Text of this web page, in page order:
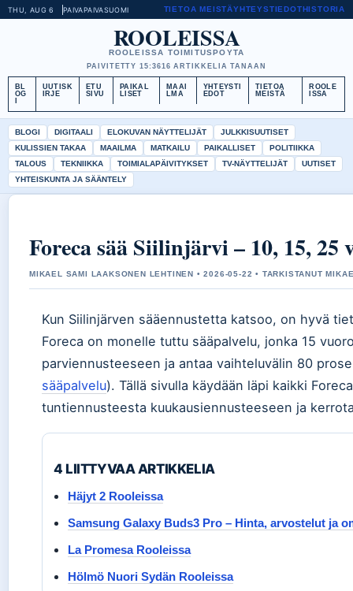
THU, AUG 6 PAIVAPAIVASUOMI TIETOA MEISTÄYHTEYSTIEDOTHISTORIA
ROOLEISSA
ROOLEISSA TOIMITUSPOYTA
PAIVITETTY 15:3616 ARTIKKELIA TANAAN
BL
OG
UUTISK
IRJE
ETU
SIVU
PAIKAL
LISET
MAAI
LMA
YHTEYSTI
EDOT
TIETOA
MEISTÄ
ROOLE
ISSA
BLOGI DIGITAALI ELOKUVAN NÄYTTELIJÄT
JULKKISUUTISET
KULISSIEN TAKAA
MAAILMA MATKAILU PAIKALLISET
POLITIIKKA
TALOUS
TEKNIIKKA TOIMIALAPÄIVITYKSET TV-NÄYTTELIJÄT
UUTISET
YHTEISKUNTA JA SÄÄNTELY
Foreca sää Siilinjärvi – 10, 15,
MIKAEL SAMI LAAKSONEN LEHTINEN • 2026-05-22 • TARKISTANUT
Kun Siilinjärven sääennustetta katsoo, on hyvä
Foreca on monelle tuttu sääpalvelu, jonka 15
parviennusteeseen ja antaa vaihteluvälin 80
sääpalvelu). Tällä sivulla käydään läpi kaikki
tuntiennusteesta kuukausiennusteeseen ja
4 LIITTYVAA ARTIKKELIA
Häjyt 2 Rooleissa
Samsung Galaxy Buds3 Pro – Hinta, arvostelut ja
La Promesa Rooleissa
Hölmö Nuori Sydän Rooleissa